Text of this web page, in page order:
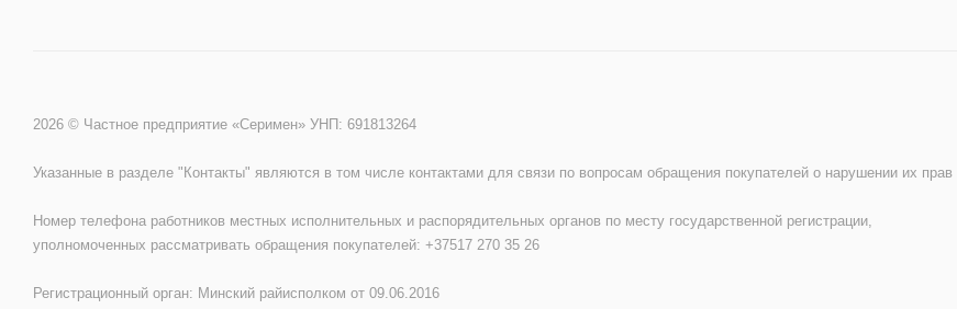
2026 © Частное предприятие «Серимен» УНП: 691813264
Указанные в разделе "Контакты" являются в том числе контактами для связи по вопросам обращения покупателей о нарушении их прав
Номер телефона работников местных исполнительных и распорядительных органов по месту государственной регистрации,
уполномоченных рассматривать обращения покупателей: +37517 270 35 26
Регистрационный орган: Минский райисполком от 09.06.2016